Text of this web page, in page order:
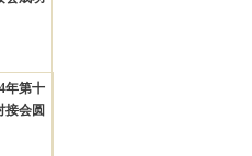
年第十
接会圆